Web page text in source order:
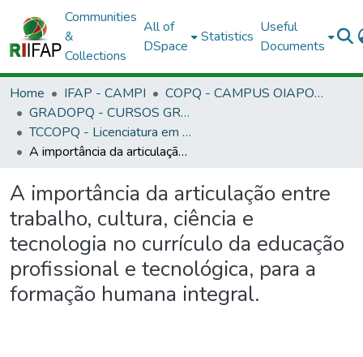
Communities
&
Collections
All of
DSpace
Statistics
Useful
Documents
Home IFAP - CAMPI
COPQ - CAMPUS OIAPOQUE
GRADOPQ - CURSOS GRADUAÇÃO - CAMPUS OIAPOQUE
TCCOPQ - Licenciatura em Pedagogia - EAD
A importância da articulação entre trabalho, cultura, ciência e tecnologia no currículo da educação profissional e tecnológica, para a formação humana integral.
A importância da articulação entre
trabalho, cultura, ciência e
tecnologia no currículo da educação
profissional e tecnológica, para a
formação humana integral.